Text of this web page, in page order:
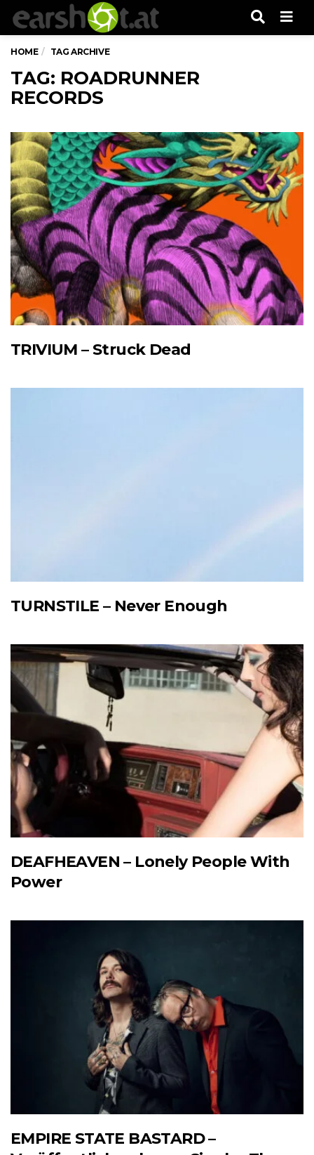
HOME TAG ARCHIVE
TAG: ROADRUNNER
RECORDS
TRIVIUM – Struck Dead
TURNSTILE – Never Enough
DEAFHEAVEN – Lonely People With
Power
EMPIRE STATE BASTARD –